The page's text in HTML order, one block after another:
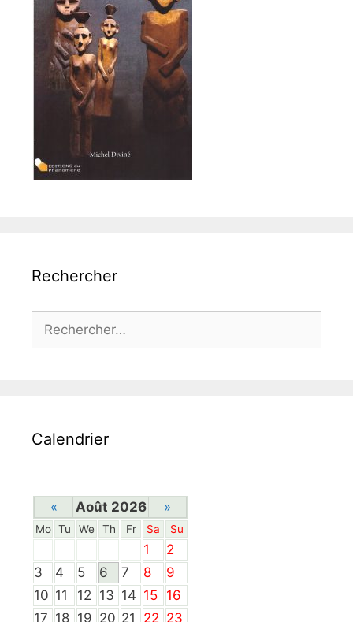
Rechercher
Rechercher :
Calendrier
« Août 2026 »
Mo Tu We Th Fr Sa Su
1
2
3
4 5 6 7 8
9
10 11 12 13 14 15 16
17 18 19 20 21 22 23